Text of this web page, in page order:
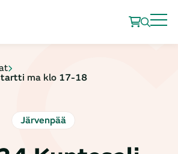
ma klo 17-18
Järvenpää